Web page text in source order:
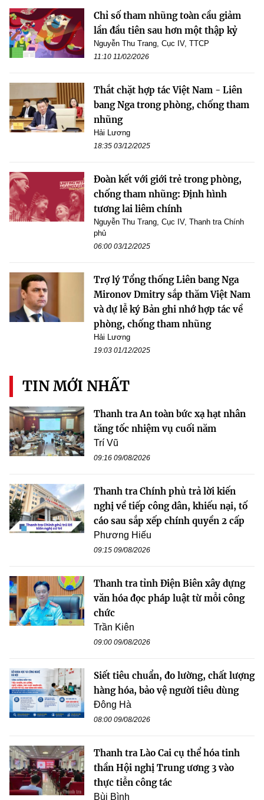
Chỉ số tham nhũng toàn cầu giảm
lần đầu tiên sau hơn một thập kỷ
Nguyễn Thu Trang, Cục IV, TTCP
11:10 11/02/2026
Thắt chặt hợp tác Việt Nam - Liên
bang Nga trong phòng, chống tham
nhũng
Hải Lương
18:35 03/12/2025
Đoàn kết với giới trẻ trong phòng,
chống tham nhũng: Định hình
tương lai liêm chính
Nguyễn Thu Trang, Cục IV, Thanh tra Chính
phủ
06:00 03/12/2025
Trợ lý Tổng thống Liên bang Nga
Mironov Dmitry sắp thăm Việt Nam
và dự lễ ký Bản ghi nhớ hợp tác về
phòng, chống tham nhũng
Hải Lương
19:03 01/12/2025
TIN MỚI NHẤT
Thanh tra An toàn bức xạ hạt nhân
tăng tốc nhiệm vụ cuối năm
Trí Vũ
09:16 09/08/2026
Thanh tra Chính phủ trả lời kiến
nghị về tiếp công dân, khiếu nại, tố
cáo sau sắp xếp chính quyền 2 cấp
Phương Hiếu
09:15 09/08/2026
Thanh tra tỉnh Điện Biên xây dựng
văn hóa đọc pháp luật từ mỗi công
chức
Trần Kiên
09:00 09/08/2026
Siết tiêu chuẩn, đo lường, chất lượng
hàng hóa, bảo vệ người tiêu dùng
Đông Hà
08:00 09/08/2026
Thanh tra Lào Cai cụ thể hóa tinh
thần Hội nghị Trung ương 3 vào
thực tiễn công tác
Bùi Bình